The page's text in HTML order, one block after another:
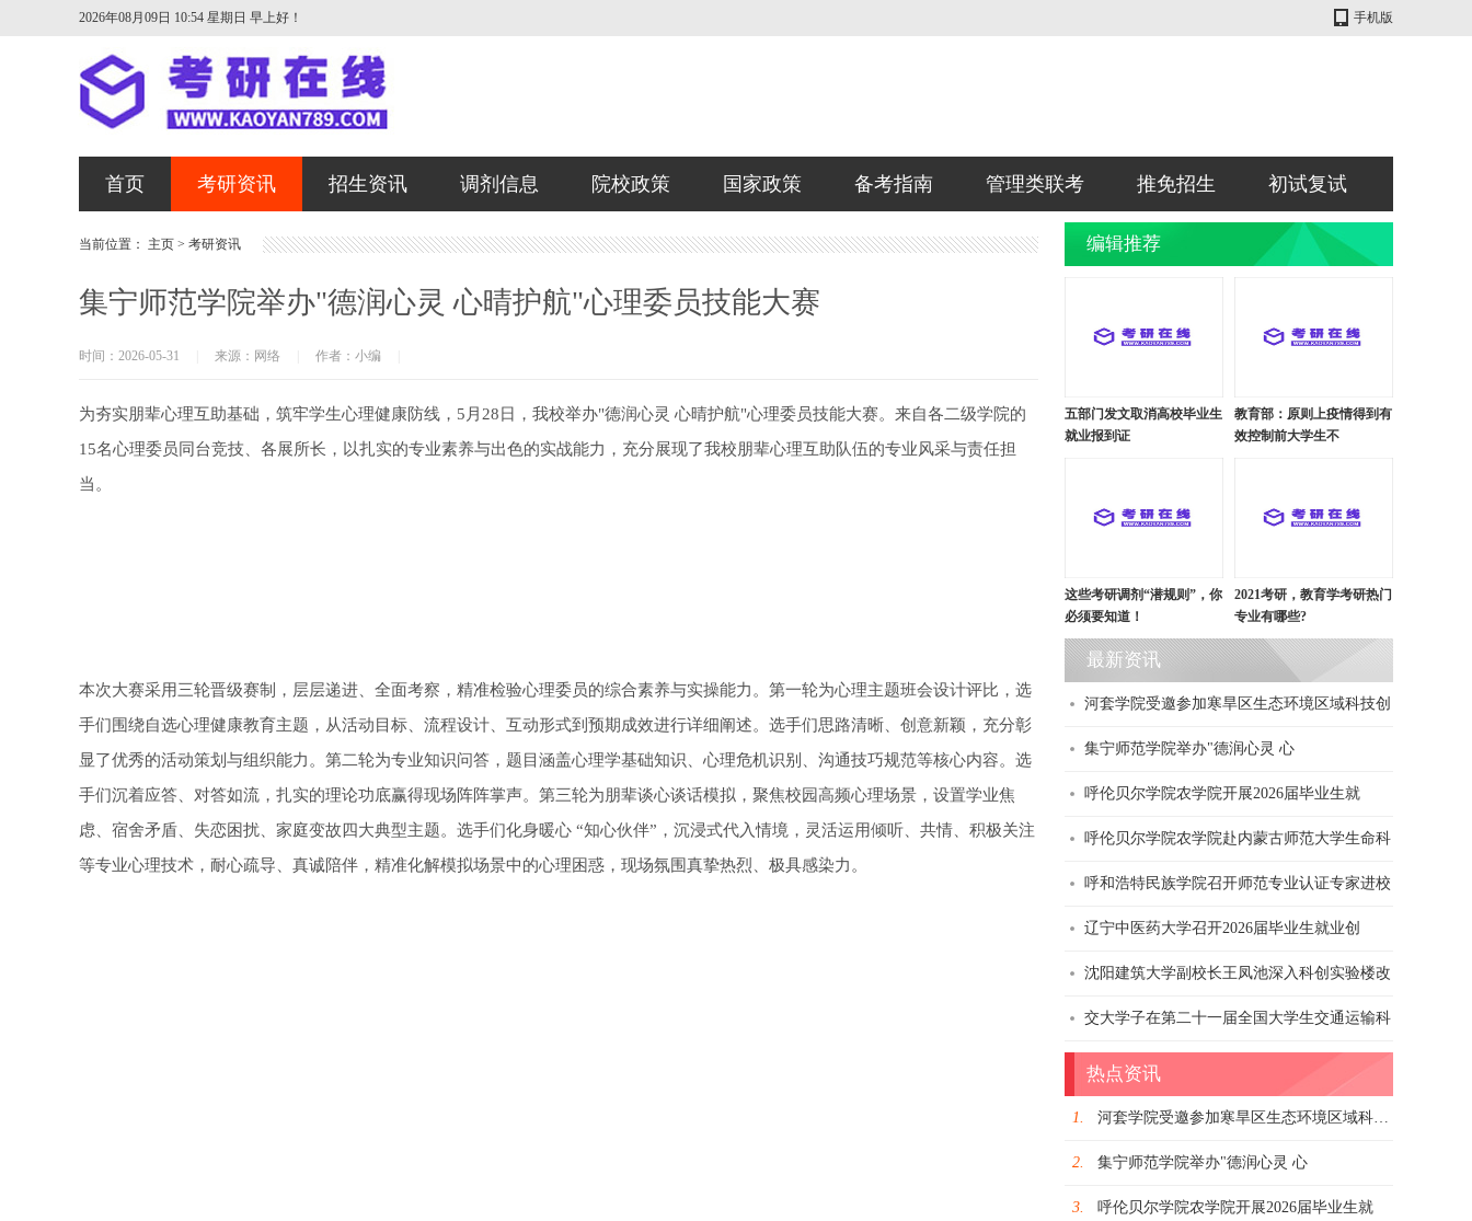
手机版
2026年08月09日 10:54 星期日 早上好！
首页 考研资讯 招生资讯 调剂信息 院校政策 国家政策 备考指南 管理类联考 推免招生 初试复试
当前位置： 主页 > 考研资讯
集宁师范学院举办"德润心灵 心晴护航"心理委员技能大赛
时间：2026-05-31 来源：网络 作者：小编
为夯实朋辈心理互助基础，筑牢学生心理健康防线，5月28日，我校举办"德润心灵 心晴护航"心理委员技能大赛。来自各二级学院的
15名心理委员同台竞技、各展所长，以扎实的专业素养与出色的实战能力，充分展现了我校朋辈心理互助队伍的专业风采与责任担
当。
本次大赛采用三轮晋级赛制，层层递进、全面考察，精准检验心理委员的综合素养与实操能力。第一轮为心理主题班会设计评比，选
手们围绕自选心理健康教育主题，从活动目标、流程设计、互动形式到预期成效进行详细阐述。选手们思路清晰、创意新颖，充分彰
显了优秀的活动策划与组织能力。第二轮为专业知识问答，题目涵盖心理学基础知识、心理危机识别、沟通技巧规范等核心内容。选
手们沉着应答、对答如流，扎实的理论功底赢得现场阵阵掌声。第三轮为朋辈谈心谈话模拟，聚焦校园高频心理场景，设置学业焦
虑、宿舍矛盾、失恋困扰、家庭变故四大典型主题。选手们化身暖心 “知心伙伴”，沉浸式代入情境，灵活运用倾听、共情、积极关注
等专业心理技术，耐心疏导、真诚陪伴，精准化解模拟场景中的心理困惑，现场氛围真挚热烈、极具感染力。
编辑推荐
五部门发文取消高校毕业生
就业报到证
教育部：原则上疫情得到有
效控制前大学生不
这些考研调剂“潜规则”，你
必须要知道！
2021考研，教育学考研热门
专业有哪些?
最新资讯
河套学院受邀参加寒旱区生态环境区域科技创
集宁师范学院举办"德润心灵 心
呼伦贝尔学院农学院开展2026届毕业生就
呼伦贝尔学院农学院赴内蒙古师范大学生命科
呼和浩特民族学院召开师范专业认证专家进校
辽宁中医药大学召开2026届毕业生就业创
沈阳建筑大学副校长王凤池深入科创实验楼改
交大学子在第二十一届全国大学生交通运输科
热点资讯
1. 河套学院受邀参加寒旱区生态环境区域科技创
2. 集宁师范学院举办"德润心灵 心
3. 呼伦贝尔学院农学院开展2026届毕业生就